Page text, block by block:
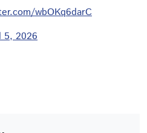
wbOKq6darC
5, 2026